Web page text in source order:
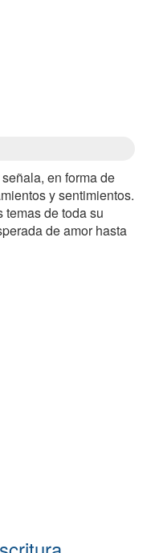
en forma de
y sentimientos.
temas de toda su
de amor hasta